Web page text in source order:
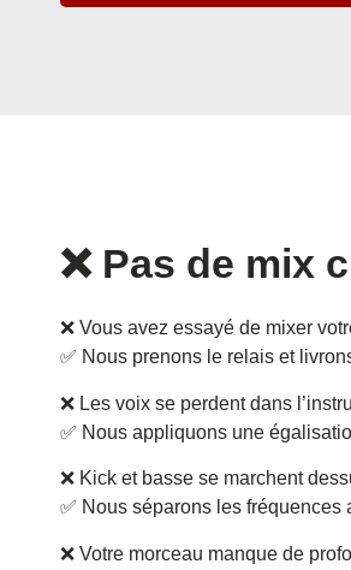
❌ Pas de mix
❌ Vous avez essayé de mixer
✅ Nous prenons le relais et
❌ Les voix se perdent dans
✅ Nous appliquons une
❌ Kick et basse se marchent
✅ Nous séparons les
❌ Votre morceau manque de